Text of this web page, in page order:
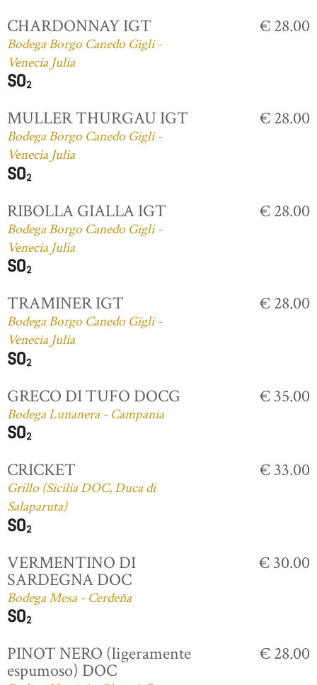
CHARDONNAY IGT
Bodega Borgo Canedo Gigli -
Venecia Julia
€ 28.00
MULLER THURGAU IGT
Bodega Borgo Canedo Gigli -
Venecia Julia
€ 28.00
RIBOLLA GIALLA IGT
Bodega Borgo Canedo Gigli -
Venecia Julia
€ 28.00
TRAMINER IGT
Bodega Borgo Canedo Gigli -
Venecia Julia
€ 28.00
GRECO DI TUFO DOCG
Bodega Lunanera - Campania
€ 35.00
CRICKET
Grillo (Sicilia DOC, Duca di
Salaparuta)
€ 33.00
VERMENTINO DI
SARDEGNA DOC
Bodega Mesa - Cerdeña
€ 30.00
PINOT NERO (ligeramente
espumoso) DOC
€ 28.00